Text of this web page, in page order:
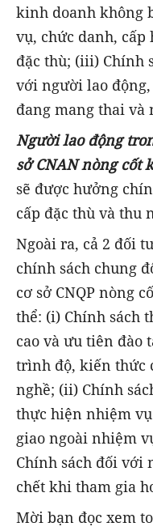
kinh doanh không
vụ, chức danh, cấp
đặc thù; (iii) Chính
với người lao
đang mang thai và
Người lao động
sở CNAN nòng cốt
sẽ được hưởng
cấp đặc thù và thu
Ngoài ra, cả 2 đối
chính sách chung
cơ sở CNQP nòng
thể: (i) Chính sách
cao và ưu tiên đào
trình độ, kiến thức
nghề; (ii) Chính
thực hiện nhiệm
giao ngoài nhiệm
Chính sách đối với
chết khi tham gia
Mời bạn đọc xem